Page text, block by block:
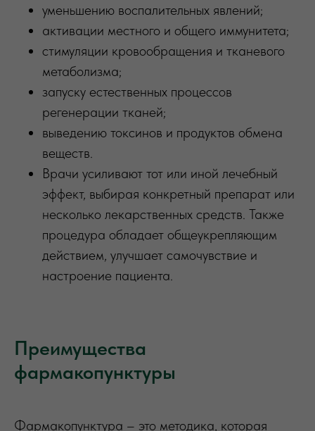
уменьшению воспалительных явлений;
активации местного и общего иммунитета;
стимуляции кровообращения и тканевого
метаболизма;
запуску естественных процессов
регенерации тканей;
выведению токсинов и продуктов обмена
веществ.
Врачи усиливают тот или иной лечебный
эффект, выбирая конкретный препарат или
несколько лекарственных средств. Также
процедура обладает общеукрепляющим
действием, улучшает самочувствие и
настроение пациента.
Преимущества
фармакопунктуры
Фармакопунктура – это методика, которая